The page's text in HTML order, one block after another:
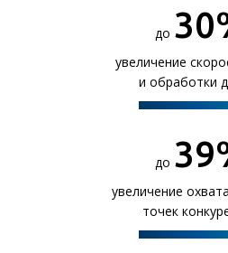
до 30
увеличение
и обработки
до 40
увеличение
точек